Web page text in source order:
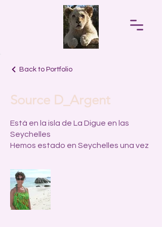
Back to Portfolio
Source D_Argent
Está en la isla de La Digue en las
Seychelles
Hemos estado en Seychelles una vez